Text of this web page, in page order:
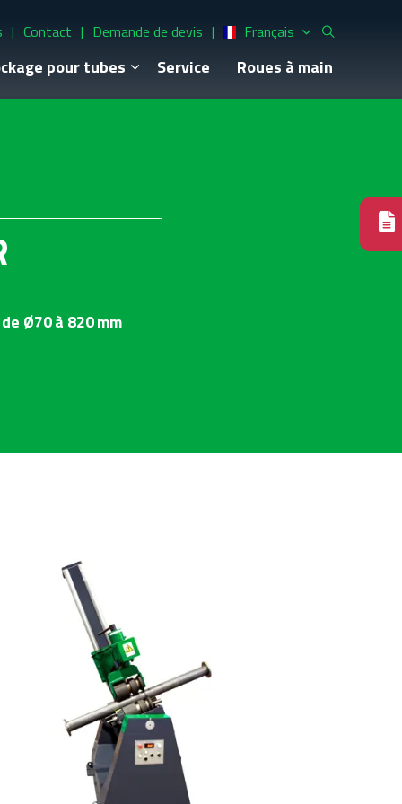
pour tubes Service Roues à main
Contact Demande de devis Français
Ø70 à 820 mm